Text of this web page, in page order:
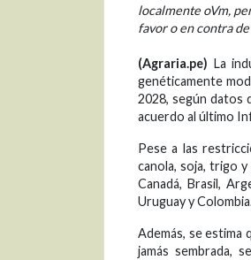
localmente oVm,
favor o en contra
(Agraria.pe) La
genéticamente
2028, según datos
acuerdo al último
Pese a las
canola, soja, trigo
Canadá, Brasil,
Uruguay y
Además, se estima
jamás sembrada,